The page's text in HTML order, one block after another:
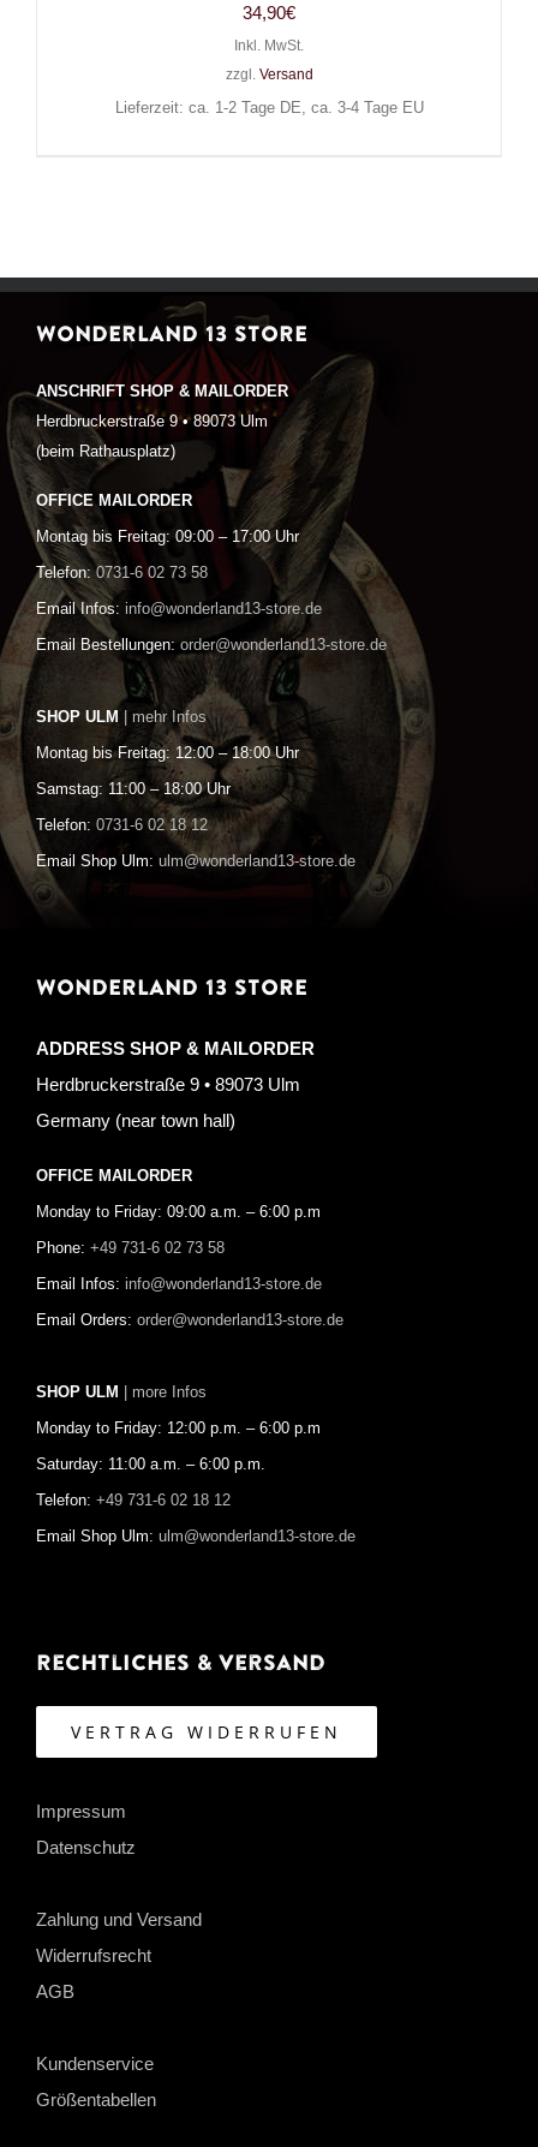
34,90€
Inkl. MwSt.
zzgl. Versand
Lieferzeit: ca. 1-2 Tage DE, ca. 3-4 Tage EU
WONDERLAND 13 STORE
ANSCHRIFT SHOP & MAILORDER
Herdbruckerstraße 9 • 89073 Ulm
(beim Rathausplatz)
OFFICE MAILORDER
Montag bis Freitag: 09:00 – 17:00 Uhr
Telefon: 0731-6 02 73 58
Email Infos: info@wonderland13-store.de
Email Bestellungen: order@wonderland13-store.de
SHOP ULM | mehr Infos
Montag bis Freitag: 12:00 – 18:00 Uhr
Samstag: 11:00 – 18:00 Uhr
Telefon: 0731-6 02 18 12
Email Shop Ulm: ulm@wonderland13-store.de
WONDERLAND 13 STORE
ADDRESS SHOP & MAILORDER
Herdbruckerstraße 9 • 89073 Ulm
Germany (near town hall)
OFFICE MAILORDER
Monday to Friday: 09:00 a.m. – 6:00 p.m
Phone: +49 731-6 02 73 58
Email Infos: info@wonderland13-store.de
Email Orders: order@wonderland13-store.de
SHOP ULM | more Infos
Monday to Friday: 12:00 p.m. – 6:00 p.m
Saturday: 11:00 a.m. – 6:00 p.m.
Telefon: +49 731-6 02 18 12
Email Shop Ulm: ulm@wonderland13-store.de
Rechtliches & Versand
VERTRAG WIDERRUFEN
Impressum
Datenschutz
Zahlung und Versand
Widerrufsrecht
AGB
Kundenservice
Größentabellen